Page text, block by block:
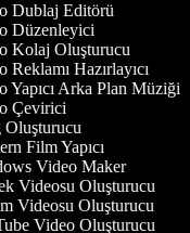
Dublaj Editörü
Düzenleyici
Kolaj Oluşturucu
Hazırlayıcı
Arka Plan Müziği
Çevirici
Film Yapıcı
Video Maker
Videosu Oluşturucu
Videosu Oluşturucu
Video Oluşturucu